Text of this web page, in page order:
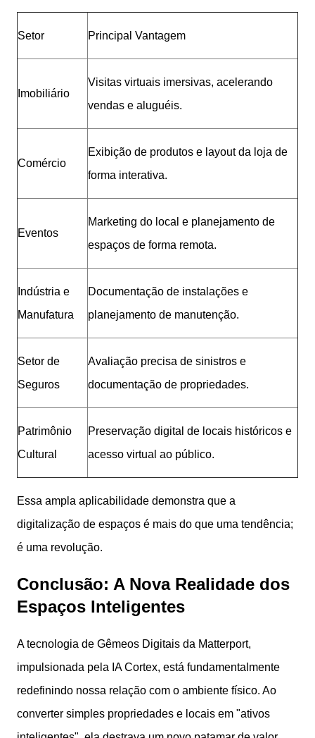
Setor Principal Vantagem
Imobiliário
Visitas virtuais imersivas, acelerando
vendas e aluguéis.
Comércio
Exibição de produtos e layout da loja de
forma interativa.
Eventos
Marketing do local e planejamento de
espaços de forma remota.
Indústria e
Manufatura
Documentação de instalações e
planejamento de manutenção.
Setor de
Seguros
Avaliação precisa de sinistros e
documentação de propriedades.
Patrimônio
Cultural
Preservação digital de locais históricos e
acesso virtual ao público.
Essa ampla aplicabilidade demonstra que a
digitalização de espaços é mais do que uma tendência;
é uma revolução.
Conclusão: A Nova Realidade dos
Espaços Inteligentes
A tecnologia de Gêmeos Digitais da Matterport,
impulsionada pela IA Cortex, está fundamentalmente
redefinindo nossa relação com o ambiente físico. Ao
converter simples propriedades e locais em "ativos